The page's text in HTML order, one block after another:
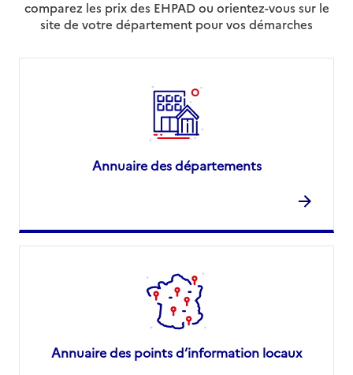
comparez les prix des EHPAD ou orientez-vous sur le
site de votre département pour vos démarches
Annuaire des départements
Annuaire des points d’information locaux